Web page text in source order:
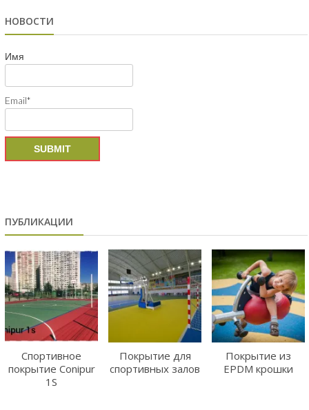
НОВОСТИ
Имя
Email*
ПУБЛИКАЦИИ
Спортивное
покрытие Conipur
1S
Покрытие для
спортивных залов
Покрытие из
EPDM крошки